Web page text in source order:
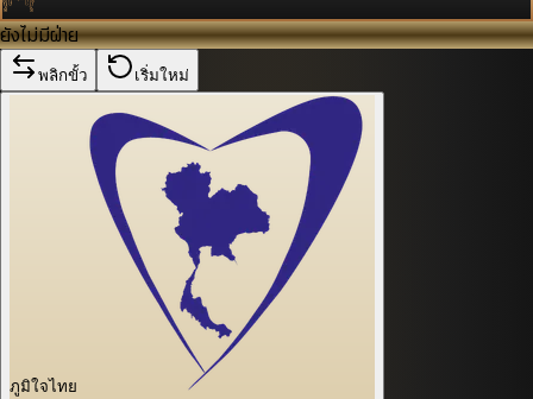
ยังไม่มีฝ่าย
พลิกขั้ว เริ่มใหม่
ภูมิใจไทย